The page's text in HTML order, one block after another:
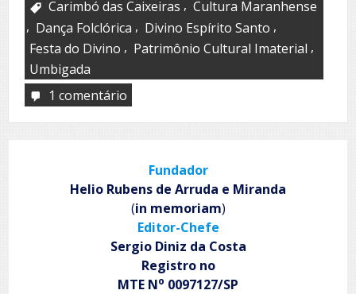
Carimbó das Caixeiras , Cultura Maranhense
, Dança Folclórica , Divino Espírito Santo ,
Festa do Divino , Patrimônio Cultural Imaterial ,
Umbigada
1 comentário
conhece
Fundador
Helio Rubens de Arruda e Miranda
(in memoriam)
Editor-Chefe
Sergio Diniz da Costa
Registro no
MTE No 0097127/SP